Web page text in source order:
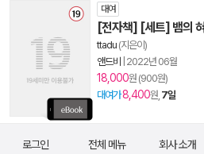
대여
[전자책] [세트] 뱀의
ttadu (지은이)
앤드비
2022년 06월
18,000원 (900원)
대여가8,400원, 7일
로그인 전체 메뉴 회사 소개